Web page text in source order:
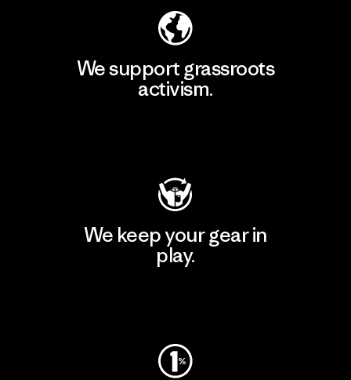
We support grassroots
activism.
We keep your gear in
play.